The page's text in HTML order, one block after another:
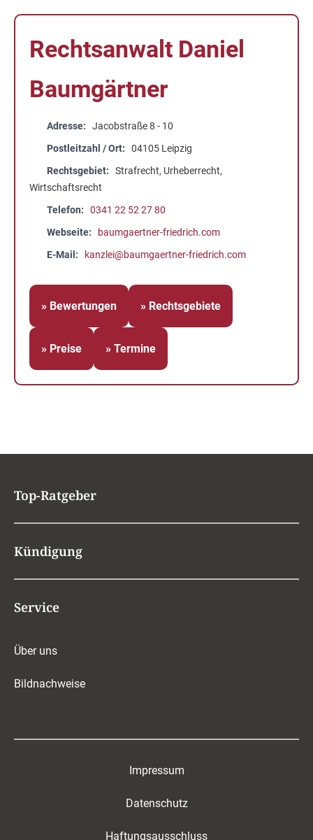
Rechtsanwalt Daniel
Baumgärtner
Adresse
Jacobstraße 8 - 10
Postleitzahl / Ort
04105 Leipzig
Rechtsgebiet
Strafrecht, Urheberrecht,
Wirtschaftsrecht
Telefon
0341 22 52 27 80
Webseite
baumgaertner-friedrich.com
E-Mail
kanzlei@baumgaertner-friedrich.com
» Bewertungen » Rechtsgebiete
» Preise » Termine
Top-Ratgeber
Kündigung
Service
Über uns
Bildnachweise
Impressum
Datenschutz
Haftungsausschluss